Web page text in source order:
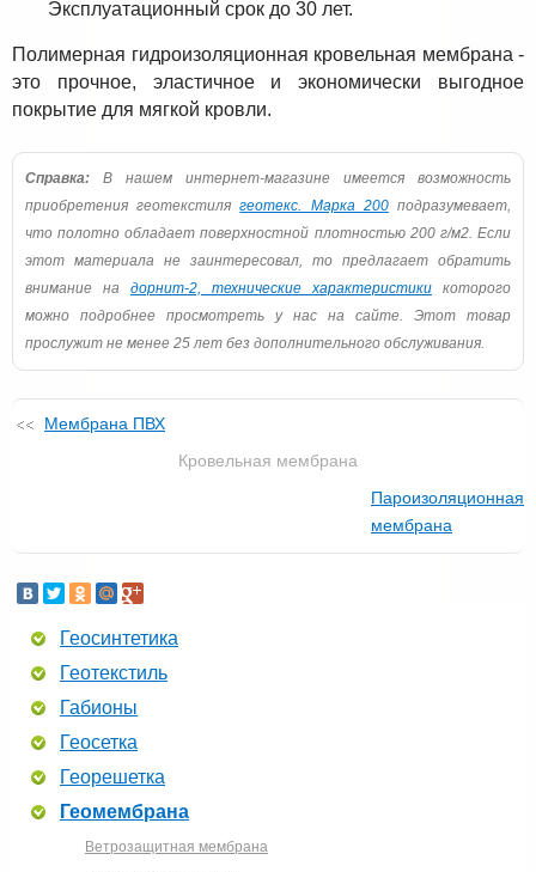
Эксплуатационный срок до 30 лет.
Полимерная гидроизоляционная кровельная мембрана -
это прочное, эластичное и экономически выгодное
покрытие для мягкой кровли.
Справка: В нашем интернет-магазине имеется возможность
приобретения геотекстилягеотекс. Марка 200подразумевает,
что полотно обладает поверхностной плотностью 200 г/м2. Если
этот материала не заинтересовал, то предлагает обратить
внимание на дорнит-2, технические характеристики которого
можно подробнее просмотреть у нас на сайте. Этот товар
прослужит не менее 25 лет без дополнительного обслуживания.
Мембрана ПВХ
Кровельная мембрана
Пароизоляционная
мембрана
Геосинтетика
Геотекстиль
Габионы
Геосетка
Георешетка
Геомембрана
Ветрозащитная мембрана